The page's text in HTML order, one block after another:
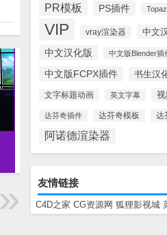
PR模板 PS插件 Topaz
VIP vray渲染器 中文
中文汉化版 中文版Blender插
中文版FCPX插件 书生汉
文字标题动画 英文字幕
达芬奇插件 达芬奇模板 达
阿诺德渲染器
友情链接
C4D之家 CG资源网 狐狸影视城